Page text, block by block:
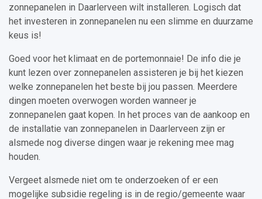
zonnepanelen in Daarlerveen wilt installeren. Logisch dat
het investeren in zonnepanelen nu een slimme en duurzame
keus is!
Goed voor het klimaat en de portemonnaie! De info die je
kunt lezen over zonnepanelen assisteren je bij het kiezen
welke zonnepanelen het beste bij jou passen. Meerdere
dingen moeten overwogen worden wanneer je
zonnepanelen gaat kopen. In het proces van de aankoop en
de installatie van zonnepanelen in Daarlerveen zijn er
alsmede nog diverse dingen waar je rekening mee mag
houden.
Vergeet alsmede niet om te onderzoeken of er een
mogelijke subsidie regeling is in de regio/gemeente waar